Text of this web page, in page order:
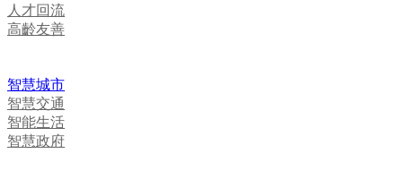
人才回流
高齡友善
智慧城市
智慧交通
智能生活
智慧政府